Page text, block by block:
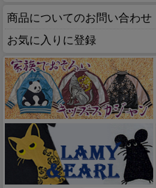
商品についてのお問い合わせ
お気に入りに登録